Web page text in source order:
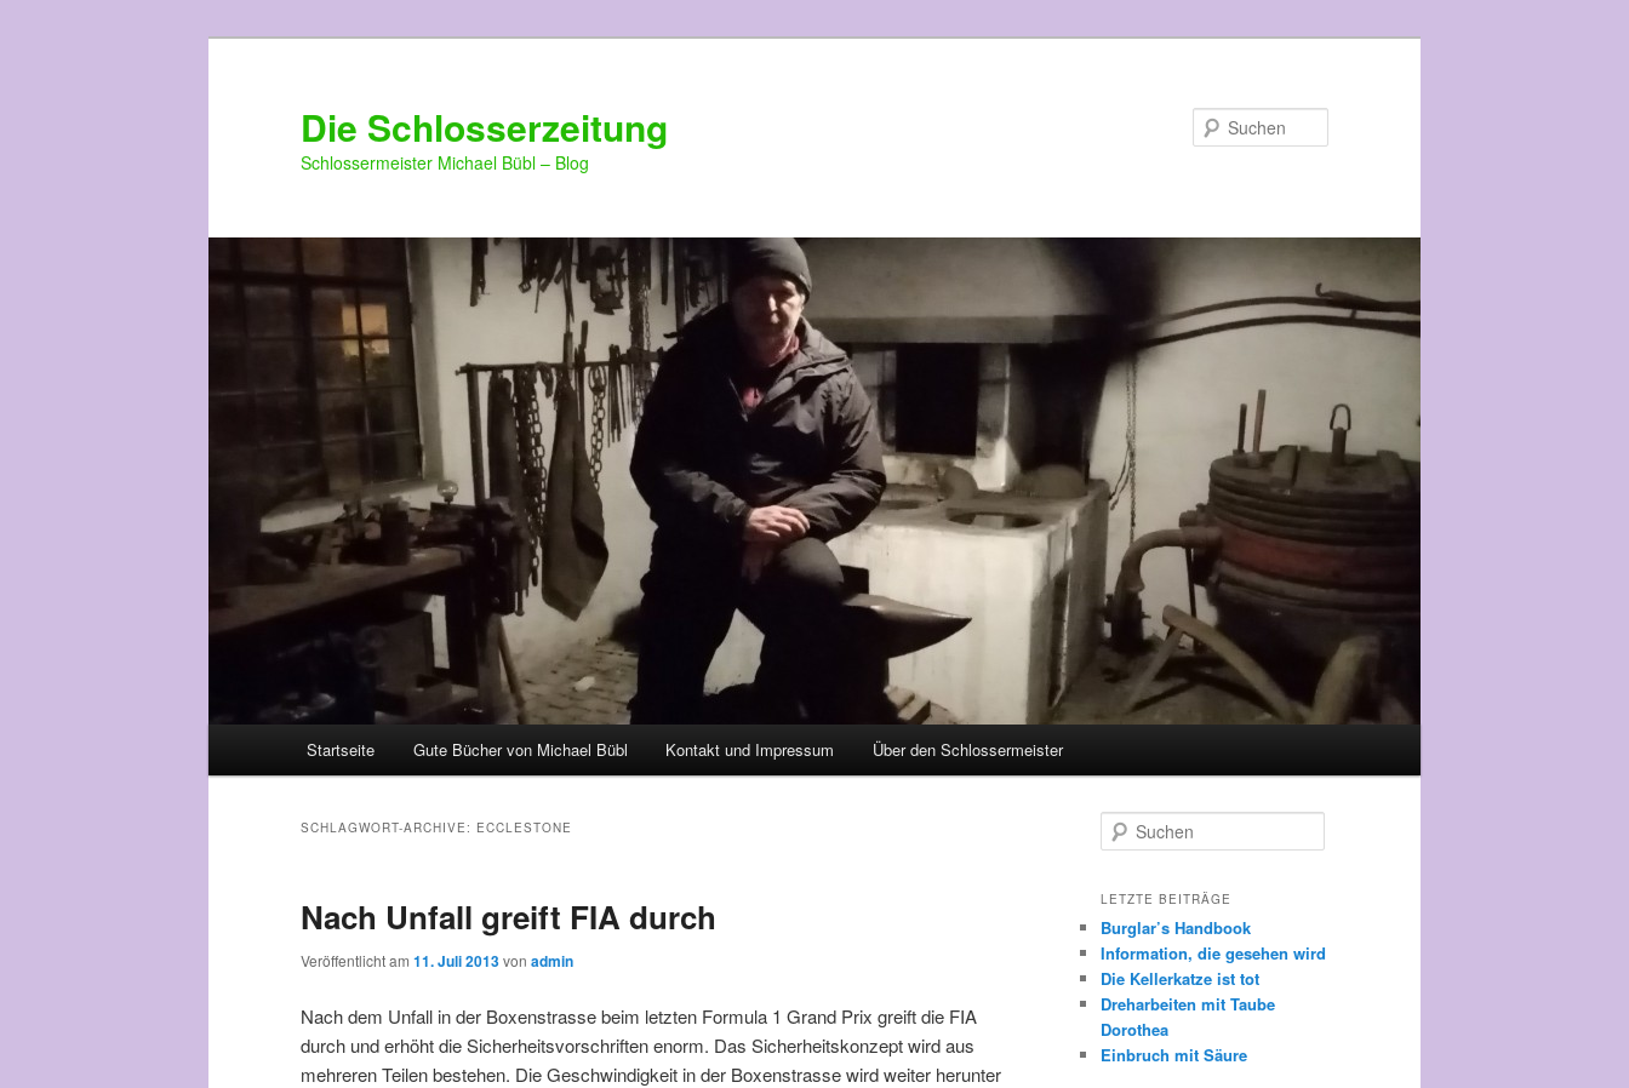
Die Schlosserzeitung
Schlossermeister Michael Bübl – Blog
Zum Inhalt wechseln
Zum sekundären Inhalt wechseln
Startseite Gute Bücher von Michael Bübl Kontakt und Impressum Über den Schlossermeister
SCHLAGWORT-ARCHIVE: ECCLESTONE
Nach Unfall greift FIA durch
Veröffentlicht am 11. Juli 2013von admin
Nach dem Unfall in der Boxenstrasse beim letzten Formula 1 Grand Prix greift die FIA
durch und erhöht die Sicherheitsvorschriften enorm. Das Sicherheitskonzept wird aus
mehreren Teilen bestehen. Die Geschwindigkeit in der Boxenstrasse wird weiter herunter
Suchen
LETZTE BEITRÄGE
Burglar’s Handbook
Information, die gesehen wird
Die Kellerkatze ist tot
Dreharbeiten mit Taube
Dorothea
Einbruch mit Säure